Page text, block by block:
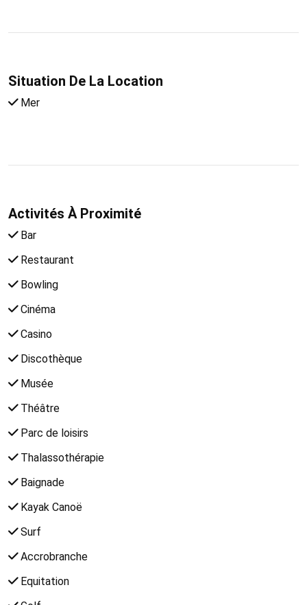
Situation De La Location
Mer
Activités À Proximité
Bar
Restaurant
Bowling
Cinéma
Casino
Discothèque
Musée
Théâtre
Parc de loisirs
Thalassothérapie
Baignade
Kayak Canoë
Surf
Accrobranche
Equitation